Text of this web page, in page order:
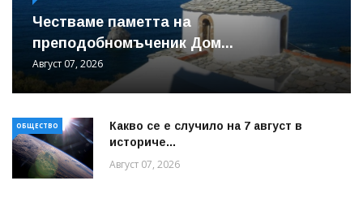
Честваме паметта на
преподобномъченик Дом...
Август 07, 2026
ОБЩЕСТВО
Какво се е случило на 7 август в
историче...
Август 07, 2026